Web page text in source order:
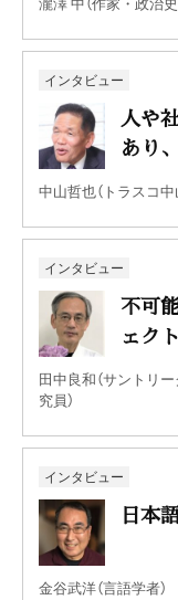
インタビュー
人や
あり
中山哲也（トラスコ中
インタビュー
不可
ェクト
田中良和（サントリ
究員）
インタビュー
日本
金谷武洋（言語学者）